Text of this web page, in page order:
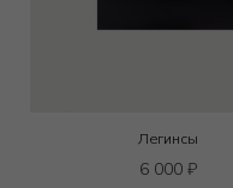
Легинсы
6 000 ₽